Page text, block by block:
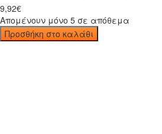
9,92€
Απομένουν μόνο 5 σε απόθεμα
Προσθήκη στο καλάθι